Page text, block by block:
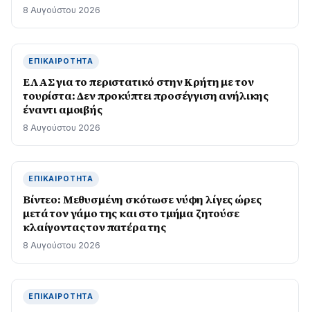
8 Αυγούστου 2026
ΕΠΙΚΑΙΡΌΤΗΤΑ
ΕΛΑΣ για το περιστατικό στην Κρήτη με τον
τουρίστα: Δεν προκύπτει προσέγγιση ανήλικης
έναντι αμοιβής
8 Αυγούστου 2026
ΕΠΙΚΑΙΡΌΤΗΤΑ
Βίντεο: Μεθυσμένη σκότωσε νύφη λίγες ώρες
μετά τον γάμο της και στο τμήμα ζητούσε
κλαίγοντας τον πατέρα της
8 Αυγούστου 2026
ΕΠΙΚΑΙΡΌΤΗΤΑ